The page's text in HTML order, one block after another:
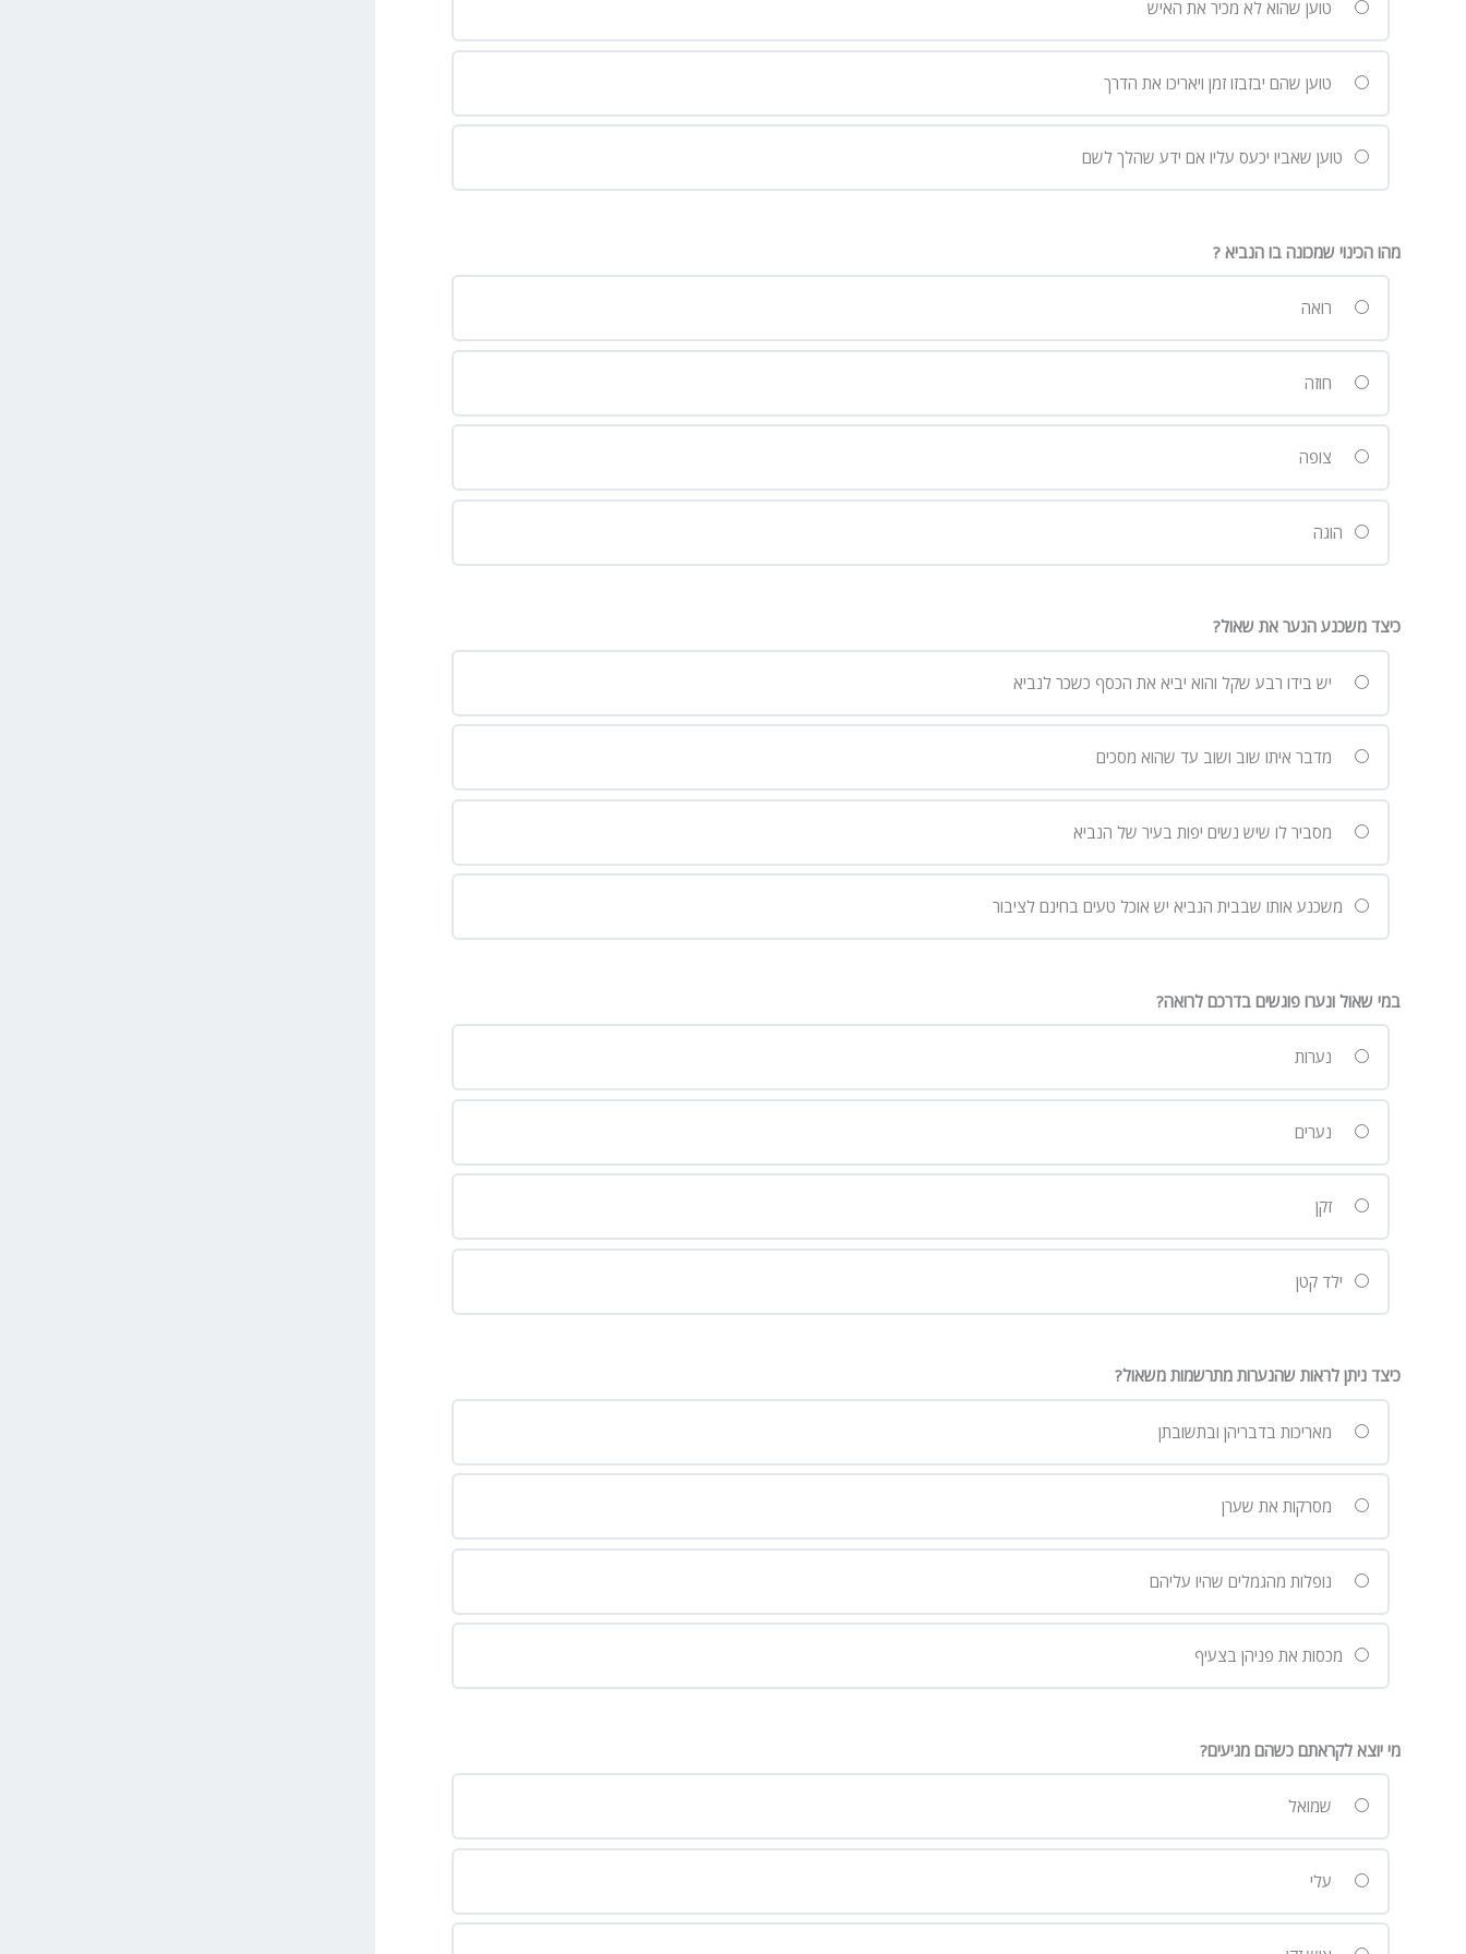
טוען שהוא לא מכיר את האיש
טוען שהם יבזבזו זמן ויאריכו את הדרך
טוען שאביו יכעס עליו אם ידע שהלך לשם
מהו הכינוי שמכונה בו הנביא ?
רואה
חוזה
צופה
הוגה
כיצד משכנע הנער את שאול?
יש בידו רבע שקל והוא יביא את הכסף כשכר לנביא
מדבר איתו שוב ושוב עד שהוא מסכים
מסביר לו שיש נשים יפות בעיר של הנביא
משכנע אותו שבבית הנביא יש אוכל טעים בחינם לציבור
במי שאול ונערו פוגשים בדרכם לרואה?
נערות
נערים
זקן
ילד קטן
כיצד ניתן לראות שהנערות מתרשמות משאול?
מאריכות בדבריהן ובתשובתן
מסרקות את שערן
נופלות מהגמלים שהיו עליהם
מכסות את פניהן בצעיף
מי יוצא לקראתם כשהם מגיעים?
שמואל
עלי